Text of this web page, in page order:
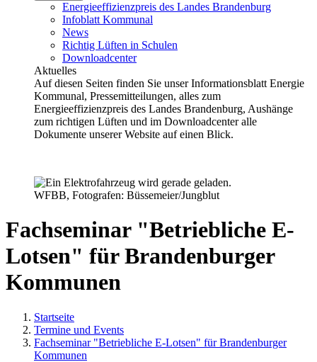
Energieeffizienzpreis des Landes Brandenburg
Infoblatt Kommunal
News
Richtig Lüften in Schulen
Downloadcenter
Aktuelles
Auf diesen Seiten finden Sie unser Informationsblatt Energie
Kommunal, Pressemitteilungen, alles zum
Energieeffizienzpreis des Landes Brandenburg, Aushänge
zum richtigen Lüften und im Downloadcenter alle
Dokumente unserer Website auf einen Blick.
WFBB, Fotografen: Büssemeier/Jungblut
Fachseminar "Betriebliche E-
Lotsen" für Brandenburger
Kommunen
Startseite
Termine und Events
Fachseminar "Betriebliche E-Lotsen" für Brandenburger
Kommunen